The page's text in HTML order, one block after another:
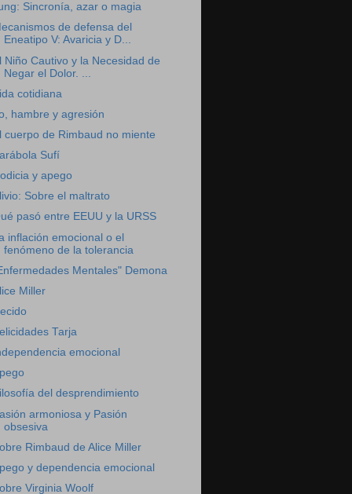
Sincronía, azar o magia
de defensa del
Eneatipo V: Avaricia y D...
Niño Cautivo y la Necesidad de
Negar el Dolor. ...
cotidiana
hambre y agresión
cuerpo de Rimbaud no miente
Sufí
y apego
Sobre el maltrato
pasó entre EEUU y la URSS
inflación emocional o el
fenómeno de la tolerancia
Mentales" Demona
Miller
Tarja
emocional
del desprendimiento
armoniosa y Pasión
obsesiva
Rimbaud de Alice Miller
y dependencia emocional
Virginia Woolf